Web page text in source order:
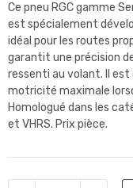
Ce pneu RGC gamme
est spécialement
idéal pour les routes
garantit une précision
ressenti au volant. Il
motricité maximale
Homologué dans les
et VHRS. Prix pièce.